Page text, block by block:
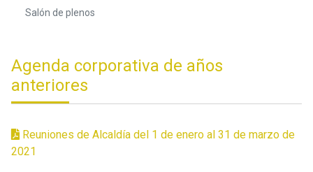
Salón de plenos
Agenda corporativa de años
anteriores
Reuniones de Alcaldía del 1 de enero al 31 de marzo de
2021